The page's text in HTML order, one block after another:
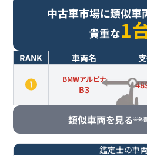
中古車市場に類似車
貴重な1
RANK 車両名
BMWアルピナ
B3
類似車両を見る※外
鑑定士の車